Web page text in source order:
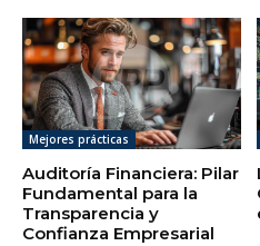
Mejores prácticas
Auditoría Financiera: Pilar
Fundamental para la
Transparencia y
Confianza Empresarial